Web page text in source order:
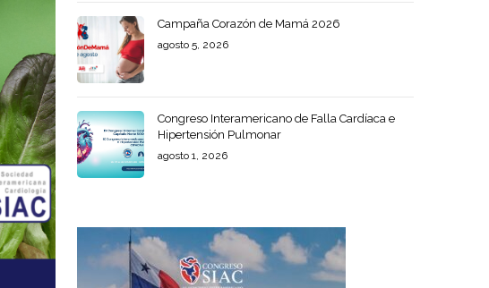
Campaña Corazón de Mamá 2026
agosto 5, 2026
Congreso Interamericano de Falla Cardíaca e
Hipertensión Pulmonar
agosto 1, 2026